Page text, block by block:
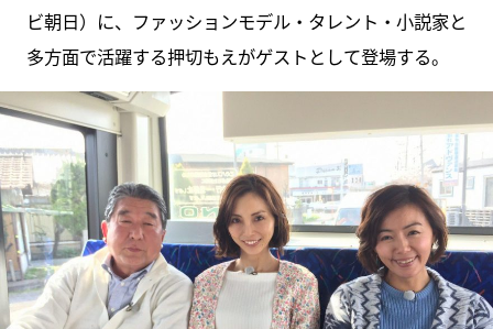
ビ朝日）に、ファッションモデル・タレント・小説家と
多方面で活躍する押切もえがゲストとして登場する。